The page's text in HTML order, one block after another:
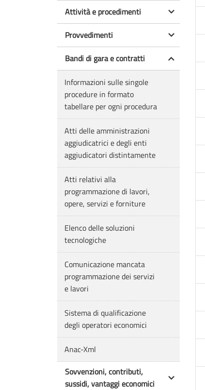
Attività e procedimenti
Provvedimenti
Bandi di gara e contratti
Informazioni sulle singole
procedure in formato
tabellare per ogni procedura
Atti delle amministrazioni
aggiudicatrici e degli enti
aggiudicatori distintamente
Atti relativi alla
programmazione di lavori,
opere, servizi e forniture
Elenco delle soluzioni
tecnologiche
Comunicazione mancata
programmazione dei servizi
e lavori
Sistema di qualificazione
degli operatori economici
Anac-Xml
Sovvenzioni, contributi,
sussidi, vantaggi economici